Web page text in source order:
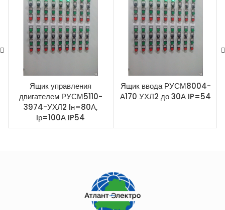
Ящик управления
двигателем РУСМ5110-
3974-УХЛ2 Iн=80А,
Iр=100А IP54
Ящик ввода РУСМ8004-
А170 УХЛ2 до 30А IP=54